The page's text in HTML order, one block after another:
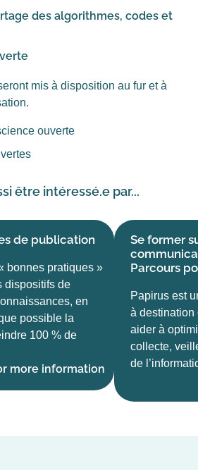
des algorithmes, codes et
mis à disposition au fur et à
ouverte
être intéressé.e par...
de publication
bonnes pratiques »
dispositifs de
en
possible la
100 % de
more information
Se former
Parcours
Papirus est
à destination
aider à
collecte,
de